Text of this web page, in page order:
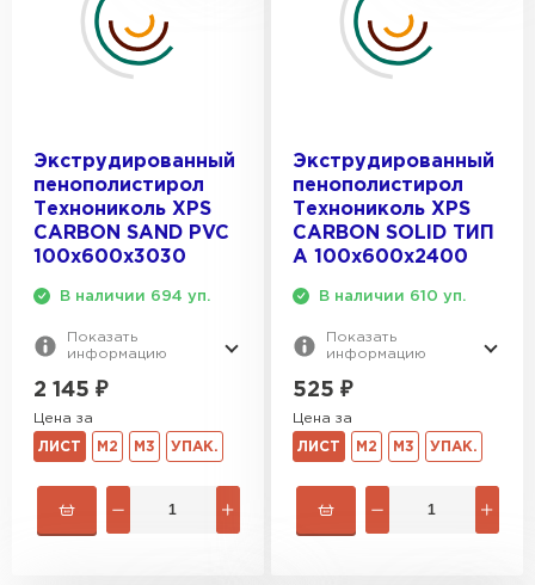
Экструдированный
пенополистирол
Технониколь XPS
CARBON SAND PVC
100х600х3030
В наличии 694 уп.
Показать
информацию
2 145 ₽
Цена за
ЛИСТ М2 М3 УПАК.
Экструдированный
пенополистирол
Технониколь XPS
CARBON SOLID ТИП
A 100х600х2400
В наличии 610 уп.
Показать
информацию
525 ₽
Цена за
ЛИСТ М2 М3 УПАК.